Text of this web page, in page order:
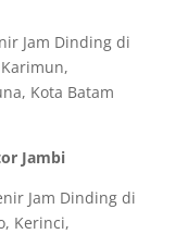
Jam Dinding di
Kota Batam
Jambi
Jam Dinding di
Kerinci,